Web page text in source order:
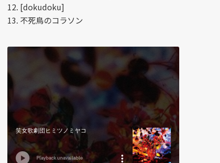
12. [dokudoku]
13. 不死鳥のコラソン